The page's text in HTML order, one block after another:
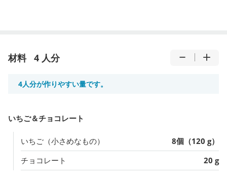
材料 4 人分
4人分が作りやすい量です。
いちご＆チョコレート
いちご（小さめなもの）
8個（120 g）
チョコレート
20 g